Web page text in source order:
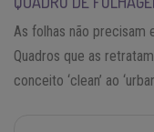
As folhas não precisam
Quadros que as
conceito ‘clean’ ao